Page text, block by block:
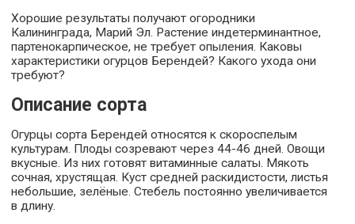
Хорошие результаты получают огородники
Калининграда, Марий Эл. Растение индетерминантное,
партенокарпическое, не требует опыления. Каковы
характеристики огурцов Берендей? Какого ухода они
требуют?
Описание сорта
Огурцы сорта Берендей относятся к скороспелым
культурам. Плоды созревают через 44-46 дней. Овощи
вкусные. Из них готовят витаминные салаты. Мякоть
сочная, хрустящая. Куст средней раскидистости, листья
небольшие, зелёные. Стебель постоянно увеличивается
в длину.